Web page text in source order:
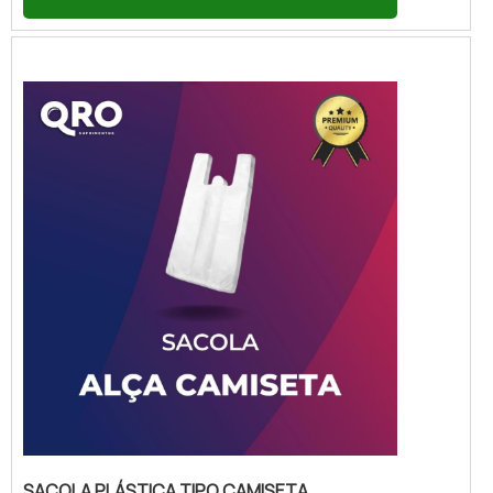
QRO Suprimentos disponibiliza as sacolas
plásticas personalizadas atacado, uma
que desejam divulgar sua marca e fidelizar
seus clientes.As sacolas plásticas
personalizadas atacado são produzidas com